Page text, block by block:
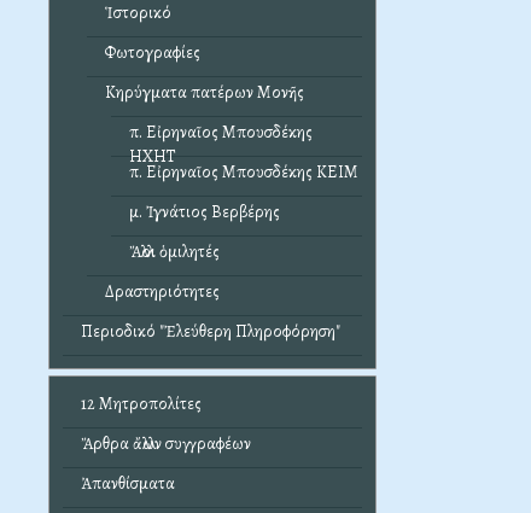
Ἱστορικό
Φωτογραφίες
Κηρύγματα πατέρων Μονῆς
π. Εἰρηναῖος Μπουσδέκης
ΗΧΗΤ
π. Εἰρηναῖος Μπουσδέκης ΚΕΙΜ
μ. Ἰγνάτιος Βερβέρης
Ἄλλοι ὁμιλητές
Δραστηριότητες
Περιοδικό "Ἐλεύθερη Πληροφόρηση"
12 Μητροπολίτες
Ἄρθρα ἄλλων συγγραφέων
Ἀπανθίσματα